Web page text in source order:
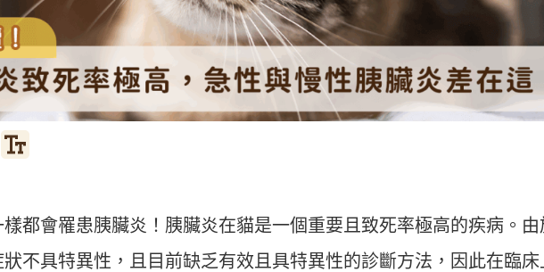
都會罹患胰臟炎！胰臟炎在貓是一個重要且致死率極高的疾病。由
不具特異性，且目前缺乏有效且具特異性的診斷方法，因此在臨床